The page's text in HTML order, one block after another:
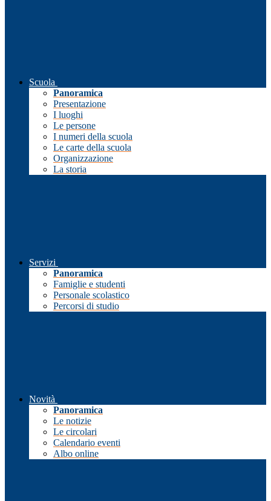
Scuola
Panoramica
Presentazione
I luoghi
Le persone
I numeri della scuola
Le carte della scuola
Organizzazione
La storia
Servizi
Panoramica
Famiglie e studenti
Personale scolastico
Percorsi di studio
Novità
Panoramica
Le notizie
Le circolari
Calendario eventi
Albo online